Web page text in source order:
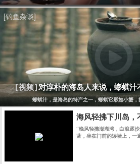
[钓鱼杂谈]
[视频]对淳朴的海岛人来说，蟛蜞
蟛蜞汁，是海岛的特产之一，蟛蜞它形如小蟹
海风轻拂下川岛
“晚风轻拂澎湖湾，白浪逐
蓝，坐在门前的矮墙上，一